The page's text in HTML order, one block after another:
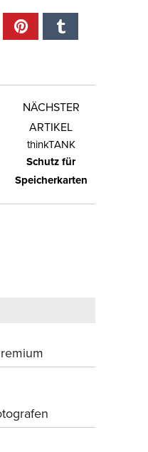
NÄCHSTER
ARTIKEL
thinkTANK
Schutz für
Speicherkarten